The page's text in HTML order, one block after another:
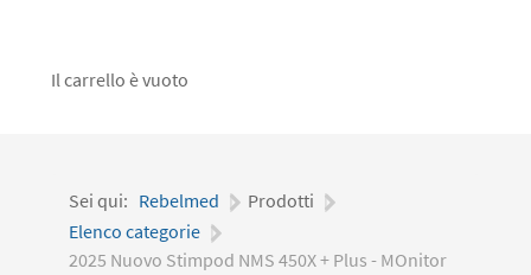
Il carrello è vuoto
Sei qui: Rebelmed | Prodotti |
Elenco categorie |
2025 Nuovo Stimpod NMS 450X + Plus - MOnitor